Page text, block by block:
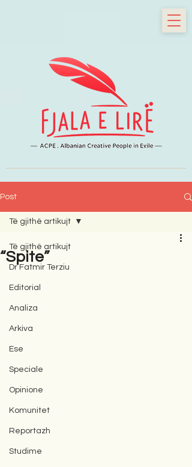
Post
Të gjithë artikujt
Dr Fatmir Terziu
Editorial
Analiza
Arkiva
Ese
Speciale
Opinione
Komunitet
Reportazh
Studime
Të gjithë artikujt
“Spite”